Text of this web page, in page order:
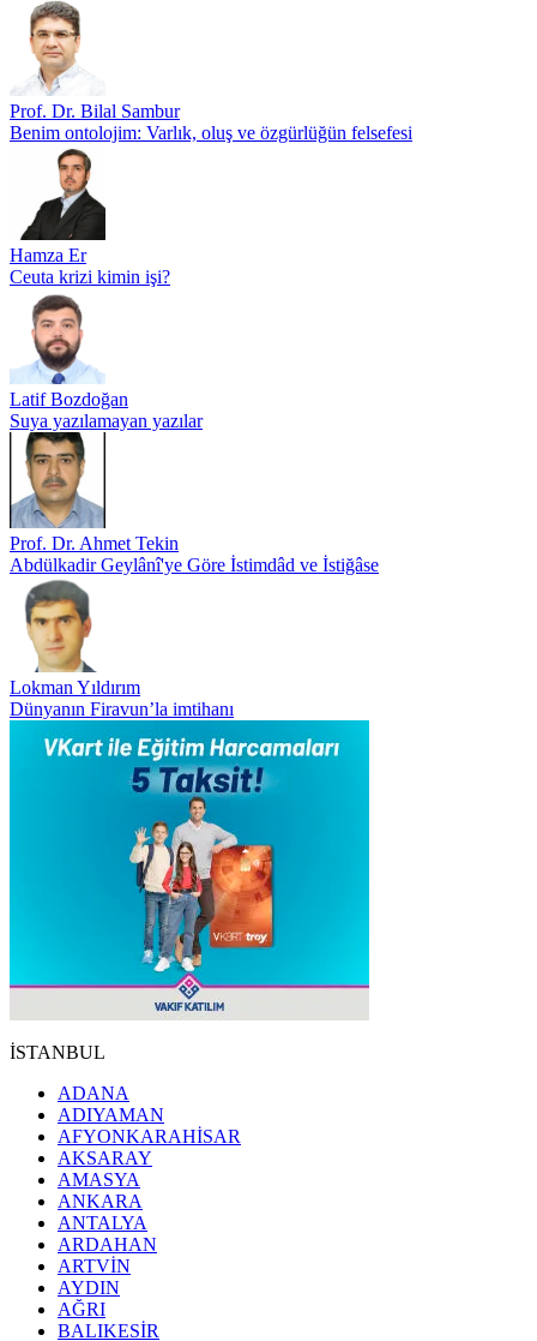
Prof. Dr. Bilal Sambur
Benim ontolojim: Varlık, oluş ve özgürlüğün felsefesi
Hamza Er
Ceuta krizi kimin işi?
Latif Bozdoğan
Suya yazılamayan yazılar
Prof. Dr. Ahmet Tekin
Abdülkadir Geylânî'ye Göre İstimdâd ve İstiğâse
Lokman Yıldırım
Dünyanın Firavun’la imtihanı
İSTANBUL
ADANA
ADIYAMAN
AFYONKARAHİSAR
AKSARAY
AMASYA
ANKARA
ANTALYA
ARDAHAN
ARTVİN
AYDIN
AĞRI
BALIKESİR